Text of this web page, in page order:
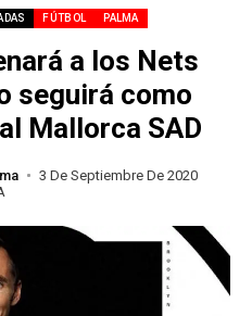
FÚTBOL PALMA
a los Nets
seguirá como
Mallorca SAD
3 De Septiembre De 2020